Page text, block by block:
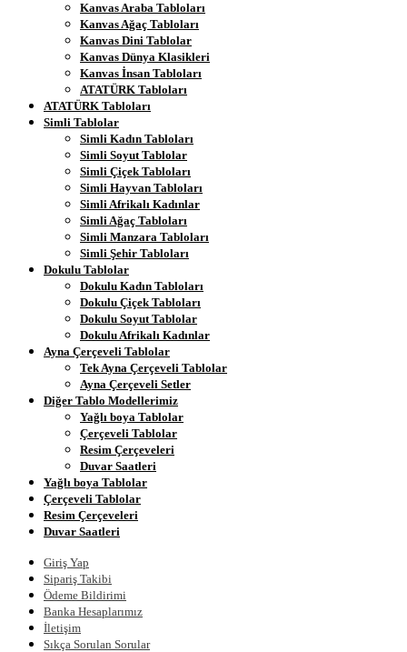
Kanvas Araba Tabloları
Kanvas Ağaç Tabloları
Kanvas Dini Tablolar
Kanvas Dünya Klasikleri
Kanvas İnsan Tabloları
ATATÜRK Tabloları
ATATÜRK Tabloları
Simli Tablolar
Simli Kadın Tabloları
Simli Soyut Tablolar
Simli Çiçek Tabloları
Simli Hayvan Tabloları
Simli Afrikalı Kadınlar
Simli Ağaç Tabloları
Simli Manzara Tabloları
Simli Şehir Tabloları
Dokulu Tablolar
Dokulu Kadın Tabloları
Dokulu Çiçek Tabloları
Dokulu Soyut Tablolar
Dokulu Afrikalı Kadınlar
Ayna Çerçeveli Tablolar
Tek Ayna Çerçeveli Tablolar
Ayna Çerçeveli Setler
Diğer Tablo Modellerimiz
Yağlı boya Tablolar
Çerçeveli Tablolar
Resim Çerçeveleri
Duvar Saatleri
Yağlı boya Tablolar
Çerçeveli Tablolar
Resim Çerçeveleri
Duvar Saatleri
Giriş Yap
Sipariş Takibi
Ödeme Bildirimi
Banka Hesaplarımız
İletişim
Sıkça Sorulan Sorular